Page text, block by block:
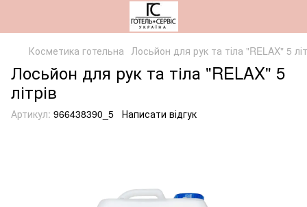
Косметика готельна Лосьйон для рук та тіла "RELAX" 5
Лосьйон для рук та тіла "RELAX" 5
літрів
Артикул: 966438390_5 Написати відгук